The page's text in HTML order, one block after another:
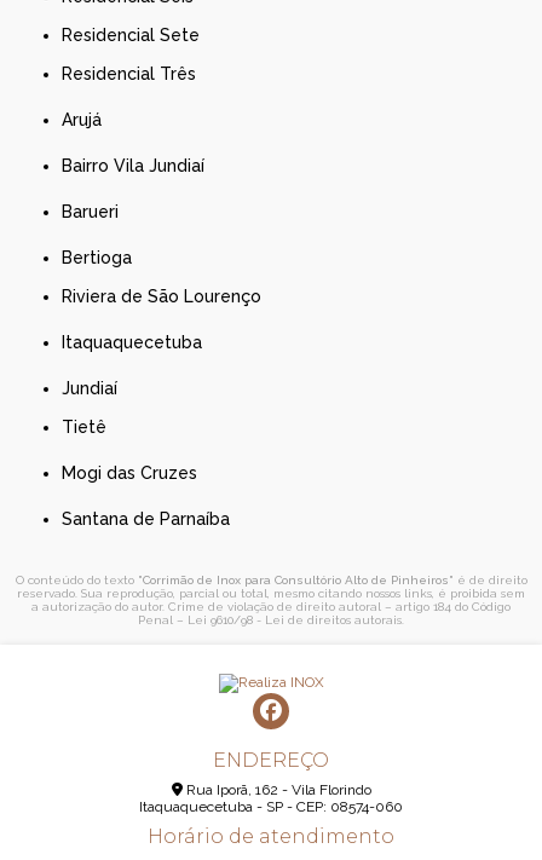
Residencial Sete
Residencial Três
Arujá
Bairro Vila Jundiaí
Barueri
Bertioga
Riviera de São Lourenço
Itaquaquecetuba
Jundiaí
Tietê
Mogi das Cruzes
Santana de Parnaíba
O conteúdo do texto "Corrimão de Inox para Consultório Alto de Pinheiros" é de direito
reservado. Sua reprodução, parcial ou total, mesmo citando nossos links, é proibida sem
a autorização do autor. Crime de violação de direito autoral – artigo 184 do Código
Penal – Lei 9610/98 - Lei de direitos autorais.
ENDEREÇO
Rua Iporã, 162 - Vila Florindo
Itaquaquecetuba - SP - CEP: 08574-060
Horário de atendimento